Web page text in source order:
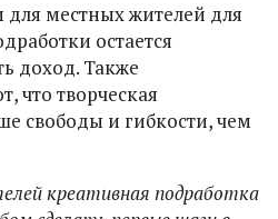
местных жителей для
остается
доход. Также
что творческая
свободы и гибкости, чем
креативная подработка